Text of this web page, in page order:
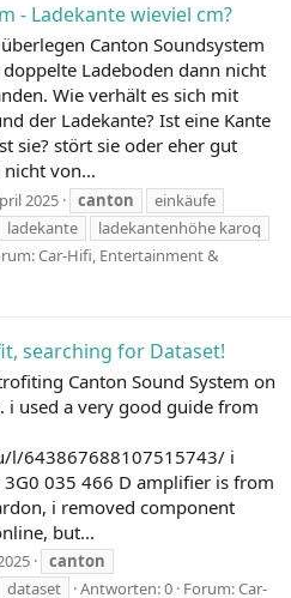
- Ladekante wieviel cm?
Canton Soundsystem
Ladeboden dann nicht
Wie verhält es sich mit
der Ladekante? Ist eine Kante
sie? stört sie oder eher gut
nicht von...
2025 canton
einkäufe
ladekante
ladekantenhöhe karoq
Car-Hifi, Entertainment &
searching for Dataset!
Canton Sound System on
i used a very good guide from
l/643867688107515743/ i
035 466 D amplifier is from
i removed component
but...
canton
dataset Antworten: 0 Forum:Car-